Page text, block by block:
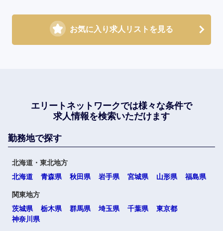
お気に入り求人リストを見る
エリートネットワークでは様々な条件で
求人情報を検索いただけます
勤務地で探す
北海道・東北地方
北海道
青森県 秋田県 岩手県 宮城県 山形県 福島県
関東地方
茨城県
栃木県 群馬県 埼玉県 千葉県
東京都
神奈川県